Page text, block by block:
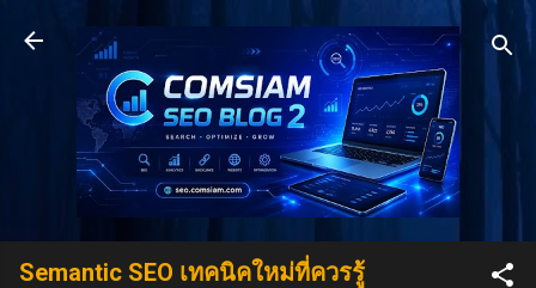
Skip to main content
Semantic SEO เทคนิคใหม่ที่ควรรู้